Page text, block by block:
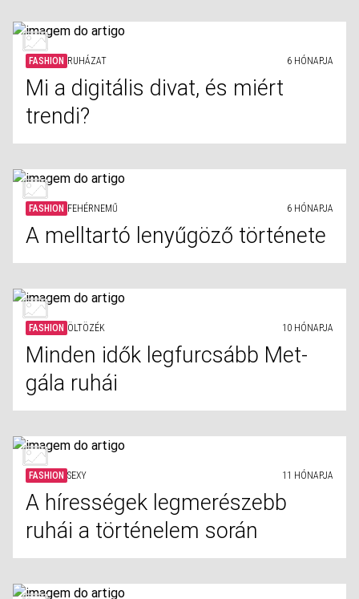
FASHION RUHÁZAT 6 HÓNAPJA
Mi a digitális divat, és miért
trendi?
FASHION FEHÉRNEMŰ 6 HÓNAPJA
A melltartó lenyűgöző története
FASHION ÖLTÖZÉK 10 HÓNAPJA
Minden idők legfurcsább Met-
gála ruhái
FASHION SEXY 11 HÓNAPJA
A hírességek legmerészebb
ruhái a történelem során